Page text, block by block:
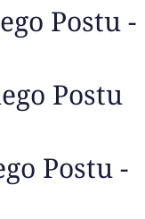
Postu -
Postu
Postu -